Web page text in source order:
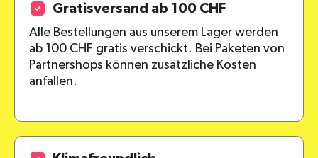
Gratisversand ab 100 CHF
Alle Bestellungen aus unserem Lager werden
ab 100 CHF gratis verschickt. Bei Paketen von
Partnershops können zusätzliche Kosten
anfallen.